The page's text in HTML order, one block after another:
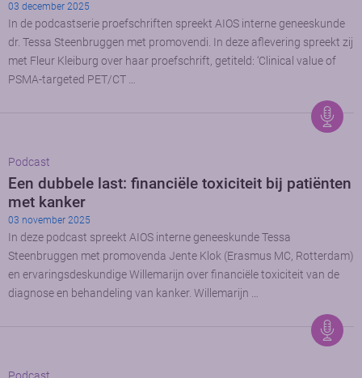
03 december 2025
In de podcastserie proefschriften spreekt AIOS interne geneeskunde
dr. Tessa Steenbruggen met promovendi. In deze aflevering spreekt zij
met Fleur Kleiburg over haar proefschrift, getiteld: ‘Clinical value of
PSMA-targeted PET/CT …
Podcast
Een dubbele last: financiële toxiciteit bij patiënten
met kanker
03 november 2025
In deze podcast spreekt AIOS interne geneeskunde Tessa
Steenbruggen met promovenda Jente Klok (Erasmus MC, Rotterdam)
en ervaringsdeskundige Willemarijn over financiële toxiciteit van de
diagnose en behandeling van kanker. Willemarijn …